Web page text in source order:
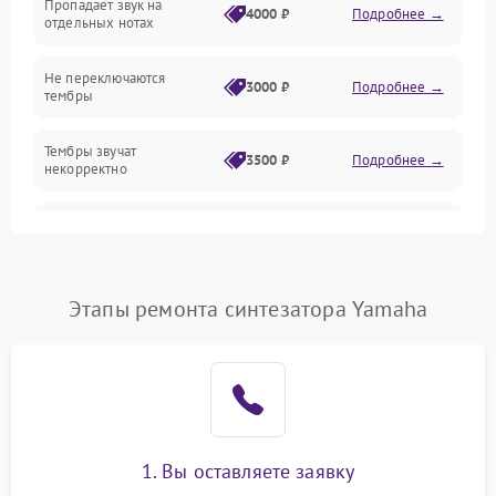
Оптика
Электроника
Пропадает звук на
отдельных нотах
4000 ₽ Подробнее →
Не переключаются
тембры
3000 ₽ Подробнее →
Тембры звучат
некорректно
3500 ₽ Подробнее →
Этапы ремонта синтезатора Yamaha
1. Вы оставляете заявку